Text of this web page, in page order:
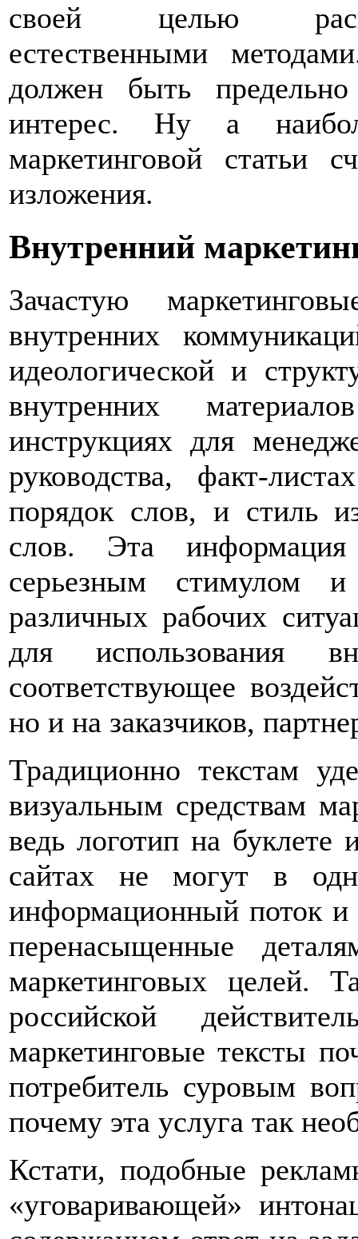
своей целью
естественными
должен быть
интерес. Ну а
маркетинговой статьи
изложения.
Внутренний
Зачастую
внутренних
идеологической и
внутренних
инструкциях для
руководства, факт-
порядок слов, и стиль
слов. Эта
серьезным стимулом
различных рабочих
для использования
соответствующее
но и на заказчиков,
Традиционно текстам
визуальным средствам
ведь логотип на буклете
сайтах не могут в
информационный поток
перенасыщенные
маркетинговых целей.
российской
маркетинговые тексты
потребитель суровым
почему эта услуга так
Кстати, подобные
«уговаривающей»